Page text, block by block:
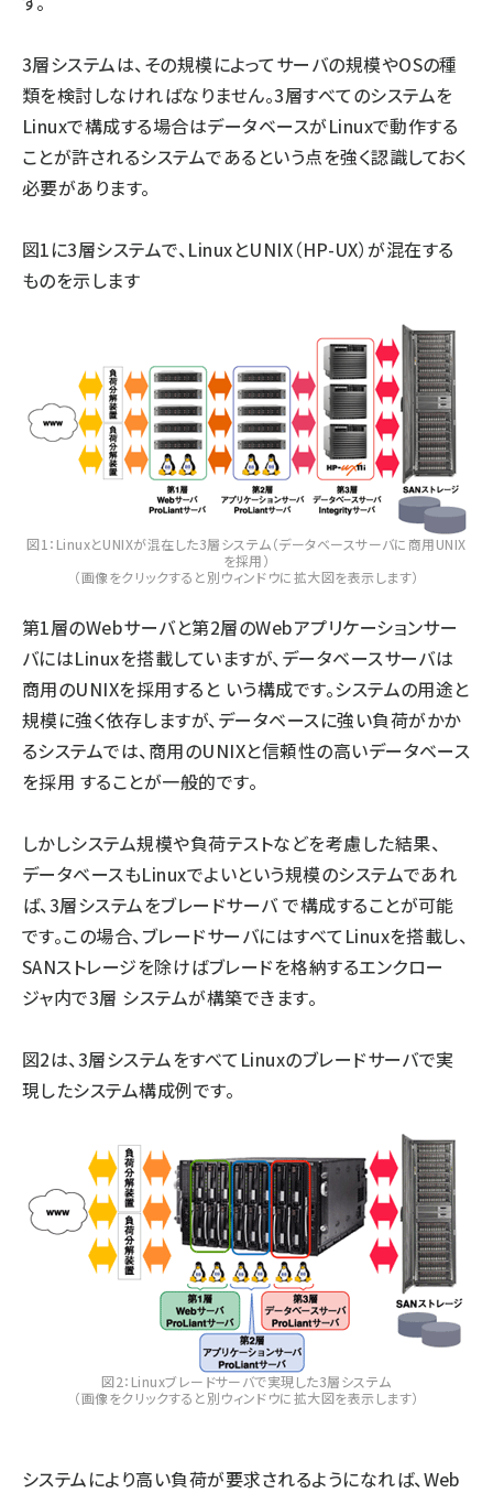
3層システムは、その規模によってサーバの規模やOSの種
類を検討しなければなりません。3層すべてのシステムを
Linuxで構成する場合はデータベースがLinuxで動作する
ことが許されるシステムであるという点を強く認識しておく
必要があります。
図1に3層システムで、LinuxとUNIX（HP-UX）が混在する
ものを示します
図1：LinuxとUNIXが混在した3層システム（データベースサーバに商用UNIX
を採用）
（画像をクリックすると別ウィンドウに拡大図を表示します）
第1層のWebサーバと第2層のWebアプリケーションサー
バにはLinuxを搭載していますが、データベースサーバは
商用のUNIXを採用すると いう構成です。システムの用途と
規模に強く依存しますが、データベースに強い負荷がかか
るシステムでは、商用のUNIXと信頼性の高いデータベース
を採用 することが一般的です。
しかしシステム規模や負荷テストなどを考慮した結果、
データベースもLinuxでよいという規模のシステムであれ
ば、3層システムをブレードサーバ で構成することが可能
です。この場合、ブレードサーバにはすべてLinuxを搭載し、
SANストレージを除けばブレードを格納するエンクロー
ジャ内で3層 システムが構築できます。
図2は、3層システムをすべてLinuxのブレードサーバで実
現したシステム構成例です。
図2：Linuxブレードサーバで実現した3層システム
（画像をクリックすると別ウィンドウに拡大図を表示します）
システムにより高い負荷が要求されるようになれば、Web